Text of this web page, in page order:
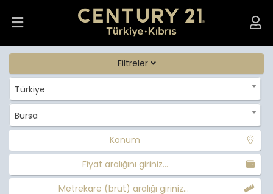
Filtreler
Türkiye
Bursa
Konum
Fiyat aralığını giriniz...
Metrekare (brüt) aralığı giriniz...